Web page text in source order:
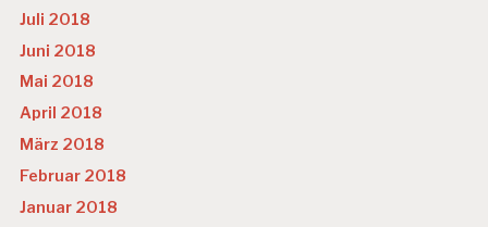
Juli 2018
Juni 2018
Mai 2018
April 2018
März 2018
Februar 2018
Januar 2018